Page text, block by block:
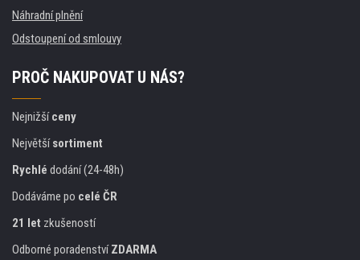
Náhradní plnění
Odstoupení od smlouvy
PROČ NAKUPOVAT U NÁS?
Nejnižšíceny
Největšísortiment
Rychlé dodání (24-48h)
Dodáváme po celé ČR
21 let zkušeností
Odborné poradenstvíZDARMA